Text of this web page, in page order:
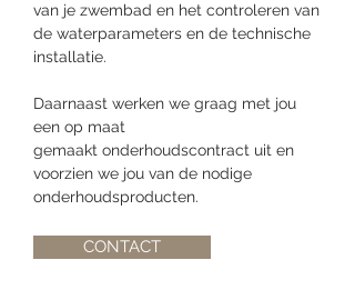
van je zwembad en het controleren van
de waterparameters en de technische
installatie.
Daarnaast werken we graag met jou
een op maat
gemaakt onderhoudscontract uit en
voorzien we jou van de nodige
onderhoudsproducten.
CONTACT